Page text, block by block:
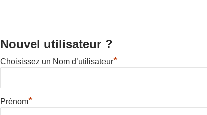
Nouvel utilisateur ?
Choisissez un Nom d’utilisateur*
Prénom*